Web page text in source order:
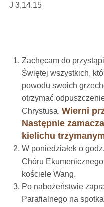
J 3,14.15
Zachęcam do
Świętej wszystkich,
powodu swoich
otrzymać
Chrystusa. Wierni
Następnie
kielichu
W poniedziałek o
Chóru
kościele Wang.
Po nabożeństwie
Parafialnego na